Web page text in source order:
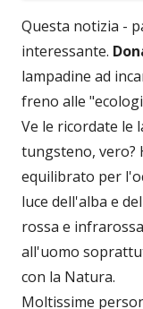
Questa notizia -
interessante.
lampadine ad
freno alle
Ve le ricordate le
tungsteno, vero?
equilibrato per
luce dell'alba e
rossa e
all'uomo
con la Natura.
Moltissime